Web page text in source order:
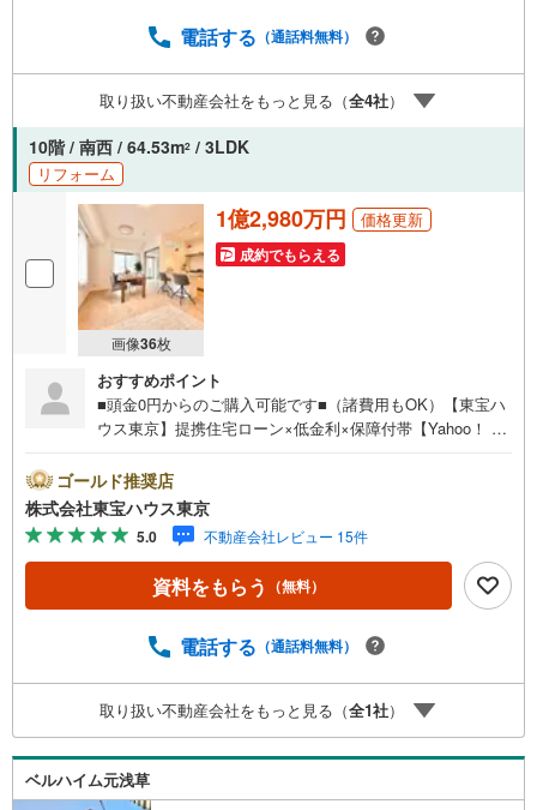
電話する （通話料無料）
取り扱い不動産会社をもっと見る（全4社）
10階 / 南西 / 64.53m2 / 3LDK
リフォーム
画像36枚
1億2,980万円 価格更新
成約でもらえる
おすすめポイント
■頭金0円からのご購入可能です■（諸費用もOK）【東宝ハ
ウス東京】提携住宅ローン×低金利×保障付帯【Yahoo！ 不
ayボーナスライトがもらえる「Yahoo！ 不動産 物件ご成約
キャンペーン」の対象になります。「資料をもらう」「見
学予約をする」ボタンからお問い合わせください。※必ずY
ahoo！ JAPAN IDでログインしてください。※PayPayボー
ナスライトは出金と譲渡はできません。ご案内・詳細な資
料のご請求はお気軽にどうぞ♪お電話でのお問い合わせも
ゴールド推奨店
株式会社東宝ハウス東京
5.0 不動産会社レビュー 15件
資料をもらう （無料）
電話する （通話料無料）
取り扱い不動産会社をもっと見る（全1社）
ベルハイム元浅草